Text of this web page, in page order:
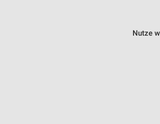
Nutze
Geräte anhand von aktiv angeforderten